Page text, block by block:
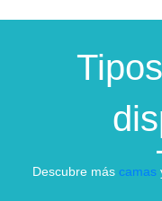
Descubre más camas